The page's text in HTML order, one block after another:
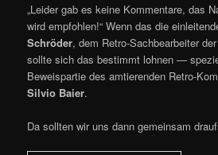
„Leider gab es keine Kommentare, das
wird empfohlen!“ Wenn das die
Schröder, dem Retro-Sachbearbeiter
sollte sich das bestimmt lohnen —
Beweispartie des amtierenden Retro-
Silvio Baier.
Da sollten wir uns dann gemeinsam